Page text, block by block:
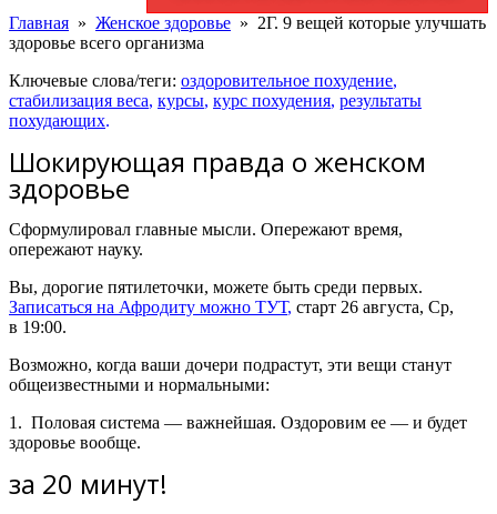
Главная » Женское здоровье​ » 2Г. 9 вещей которые улучшать
здоровье всего организма
Ключевые слова/теги: оздоровительное похудение,
стабилизация веса, курсы, курс похудения, результаты
похудающих.
Шокирующая правда о женском
здоровье
Сформулировал главные мысли. Опережают время,
опережают науку.
Вы, дорогие пятилеточки, можете быть среди первых.
Записаться на Афродиту можно ТУТ, старт 26 августа, Ср,
в 19:00.
Возможно, когда ваши дочери подрастут, эти вещи станут
общеизвестными и нормальными:
1. Половая система — важнейшая. Оздоровим ее — и будет
здоровье вообще.
за 20 минут!